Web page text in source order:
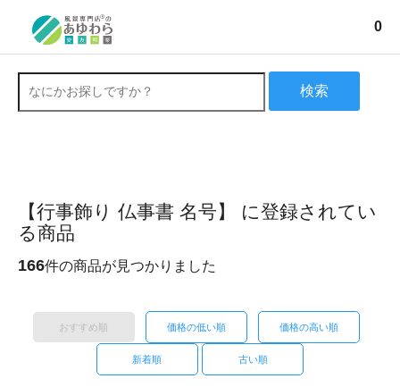
0
検索
【行事飾り 仏事書 名号】 に登録されてい
る商品
166件の商品が見つかりました
おすすめ順 価格の低い順 価格の高い順
新着順 古い順